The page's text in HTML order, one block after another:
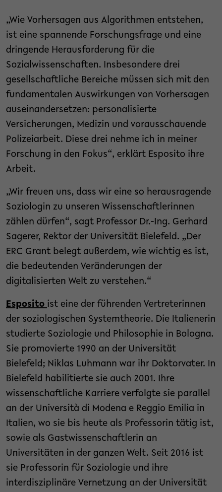
„Wie Vorhersagen aus Algorithmen entstehen,
ist eine spannende Forschungsfrage und eine
dringende Herausforderung für die
Sozialwissenschaften. Insbesondere drei
gesellschaftliche Bereiche müssen sich mit den
fundamentalen Auswirkungen von Vorhersagen
auseinandersetzen: personalisierte
Versicherungen, Medizin und vorausschauende
Polizeiarbeit. Diese drei nehme ich in meiner
Forschung in den Fokus“, erklärt Esposito ihre
Arbeit.
„Wir freuen uns, dass wir eine so herausragende
Soziologin zu unseren Wissenschaftlerinnen
zählen dürfen“, sagt Professor Dr.-Ing. Gerhard
Sagerer, Rektor der Universität Bielefeld. „Der
ERC Grant belegt außerdem, wie wichtig es ist,
die bedeutenden Veränderungen der
digitalisierten Welt zu verstehen.“
Esposito ist eine der führenden Vertreterinnen
der soziologischen Systemtheorie. Die Italienerin
studierte Soziologie und Philosophie in Bologna.
Sie promovierte 1990 an der Universität
Bielefeld; Niklas Luhmann war ihr Doktorvater. In
Bielefeld habilitierte sie auch 2001. Ihre
wissenschaftliche Karriere verfolgte sie parallel
an der Università di Modena e Reggio Emilia in
Italien, wo sie bis heute als Professorin tätig ist,
sowie als Gastwissenschaftlerin an
Universitäten in der ganzen Welt. Seit 2016 ist
sie Professorin für Soziologie und ihre
interdisziplinäre Vernetzung an der Universität